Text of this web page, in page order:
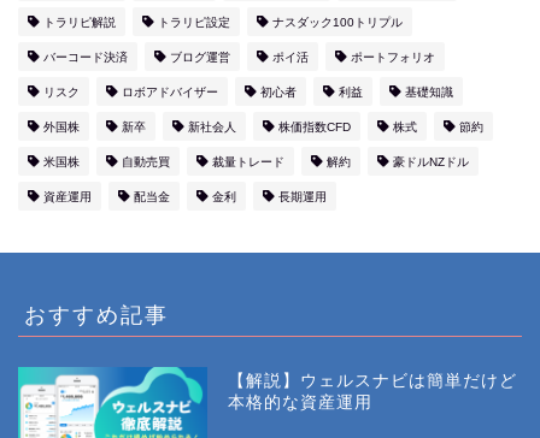
トラリピ解説 トラリピ設定 ナスダック100トリプル
バーコード決済 ブログ運営 ポイ活 ポートフォリオ
リスク ロボアドバイザー 初心者 利益 基礎知識
外国株 新卒 新社会人 株価指数CFD 株式 節約
米国株 自動売買 裁量トレード 解約 豪ドルNZドル
資産運用 配当金 金利 長期運用
おすすめ記事
【解説】ウェルスナビは簡単だけど
本格的な資産運用